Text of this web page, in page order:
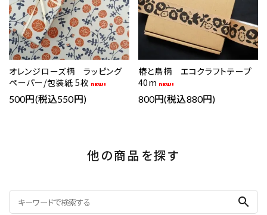
オレンジローズ柄 ラッピング
ペーパー/包装紙 5枚
500円(税込550円)
椿と鳥柄 エコクラフトテープ
40m
800円(税込880円)
他の商品を探す
search